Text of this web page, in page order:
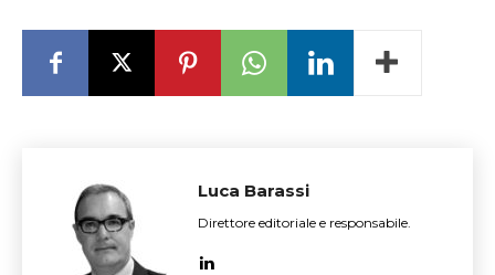
Luca Barassi
Direttore editoriale e responsabile.